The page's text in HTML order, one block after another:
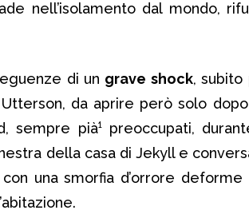
nell’isolamento dal mondo,
di un grave shock, subito
da aprire però solo
sempre pià¹ preoccupati,
della casa di Jekyll e
con una smorfia d’orrore